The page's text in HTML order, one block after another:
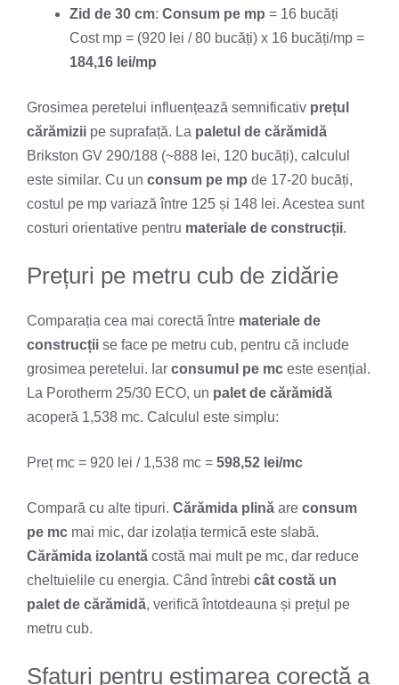
Zid de 30 cm: Consum pe mp = 16 bucăți
Cost mp = (920 lei / 80 bucăți) x 16 bucăți/mp =
184,16 lei/mp
Grosimea peretelui influențează semnificativ prețul
cărămizii pe suprafață. La paletul de cărămidă
Brikston GV 290/188 (~888 lei, 120 bucăți), calculul
este similar. Cu un consum pe mp de 17-20 bucăți,
costul pe mp variază între 125 și 148 lei. Acestea sunt
costuri orientative pentru materiale de construcții.
Prețuri pe metru cub de zidărie
Comparația cea mai corectă între materiale de
construcții se face pe metru cub, pentru că include
grosimea peretelui. Iar consumul pe mc este esențial.
La Porotherm 25/30 ECO, un palet de cărămidă
acoperă 1,538 mc. Calculul este simplu:
Preț mc = 920 lei / 1,538 mc = 598,52 lei/mc
Compară cu alte tipuri. Cărămida plină are consum
pe mc mai mic, dar izolația termică este slabă.
Cărămida izolantă costă mai mult pe mc, dar reduce
cheltuielile cu energia. Când întrebi cât costă un
palet de cărămidă, verifică întotdeauna și prețul pe
metru cub.
Sfaturi pentru estimarea corectă a